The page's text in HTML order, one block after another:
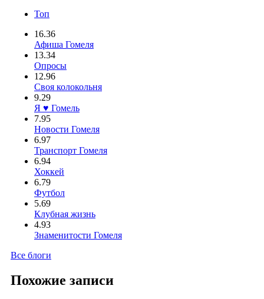
Топ
16.36
Афиша Гомеля
13.34
Опросы
12.96
Своя колокольня
9.29
Я ♥ Гомель
7.95
Новости Гомеля
6.97
Транспорт Гомеля
6.94
Хоккей
6.79
Футбол
5.69
Клубная жизнь
4.93
Знаменитости Гомеля
Все блоги
Похожие записи